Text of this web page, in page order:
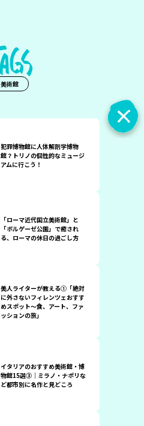
美術館
犯罪博物館に人体解剖学博物
館？トリノの個性的なミュージ
アムに行こう！
「ローマ近代国立美術館」と
「ボルゲーゼ公園」で癒され
る、ローマの休日の過ごし方
美人ライターが教える①「絶対
に外さないフィレンツェおすす
めスポット～食、アート、ファ
ッションの旅」
イタリアのおすすめ美術館・博
物館15選③｜ミラノ・ナポリな
ど都市別に名作と見どころ